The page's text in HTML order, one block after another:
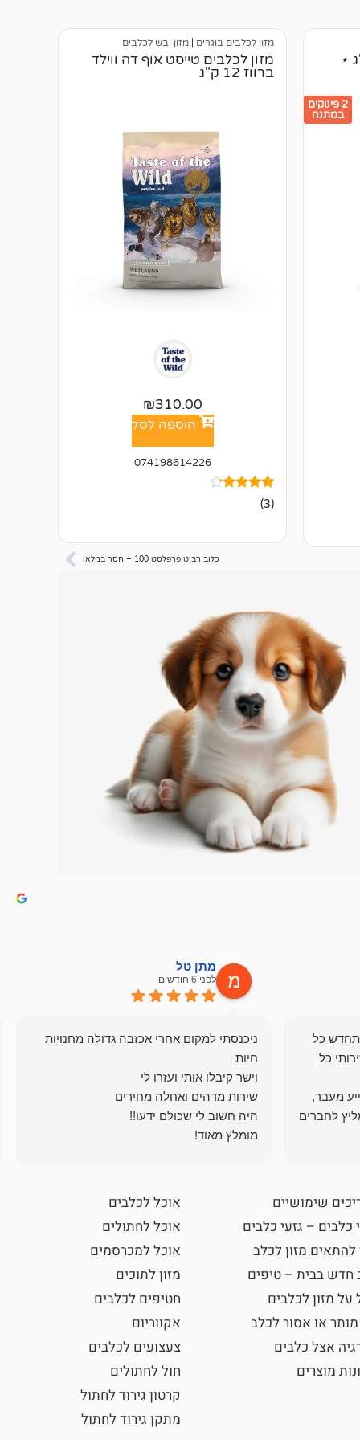
פאפי 15 ק"ג ⋆
2 פינוקים
במתנה
מזון לכלבים בוגרים מזון יבש לכלבים
מזון לכלבים טייסט אוף דה ווילד
ברווז 12 ק"ג
₪310.00
הוספה לסל
074198614226
מדורגים
4.00
3(3)
כלוב רביט פרפלסט 100 – חסר במלאי
כל
כל
מעבר,
לחברים
מתן טל
לפני 6 חודשים
ניכנסתי למקום אחרי אכזבה גדולה מחנויות
מומלץ מאוד!
שימושיים
כלבים – גזעי כלבים
להתאים מזון לכלב
חדש בבית – טיפים
על מזון לכלבים
או אסור לכלב
אצל כלבים
מוצרים
אוכל לכלבים
אוכל לחתולים
אוכל למכרסמים
מזון לתוכים
חטיפים לכלבים
אקווריום
צעצועים לכלבים
חול לחתולים
קרטון גירוד לחתול
מתקן גירוד לחתול